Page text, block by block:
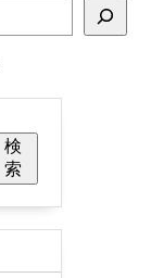
検
索